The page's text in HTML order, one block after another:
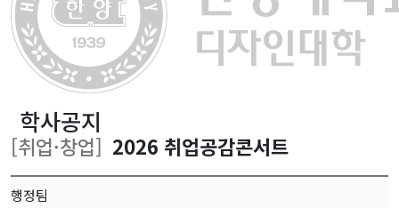
학사공지
[취업·창업] 2026 취업공감콘서트
행정팀